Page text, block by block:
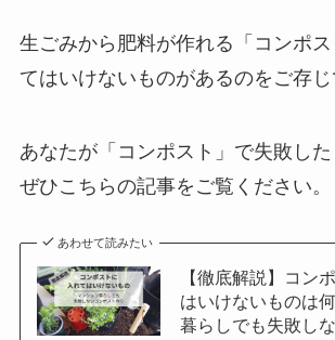
生ごみから肥料が作れる「コンポ
てはいけないものがあるのをご存じ
あなたが「コンポスト」で失敗した
ぜひこちらの記事をご覧ください。
あわせて読みたい
【徹底解説】コン
はいけないものは
暮らしでも失敗し